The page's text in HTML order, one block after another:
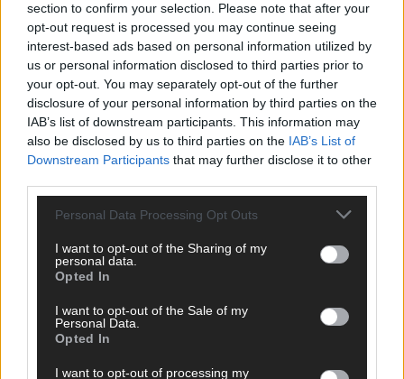
section to confirm your selection. Please note that after your
opt-out request is processed you may continue seeing
interest-based ads based on personal information utilized by
us or personal information disclosed to third parties prior to
your opt-out. You may separately opt-out of the further
disclosure of your personal information by third parties on the
IAB’s list of downstream participants. This information may
also be disclosed by us to third parties on the IAB’s List of
Downstream Participants that may further disclose it to other
Personal Data Processing Opt Outs
I want to opt-out of the Sharing of my
personal data.
Opted In
I want to opt-out of the Sale of my
Personal Data.
Opted In
I want to opt-out of processing my
DIREKT ZUM THEMA
Politik & Co
Money Matters
Brainpower